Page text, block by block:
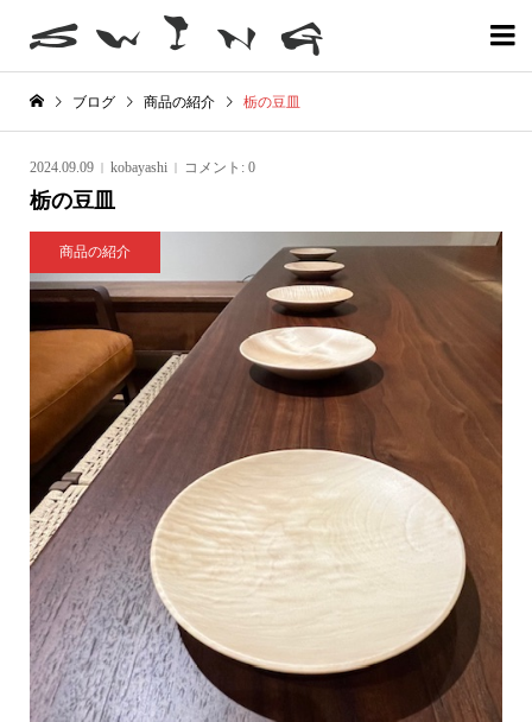

ブログ 商品の紹介 栃の豆皿
2024.09.09 kobayashi コメント: 0
栃の豆皿
商品の紹介